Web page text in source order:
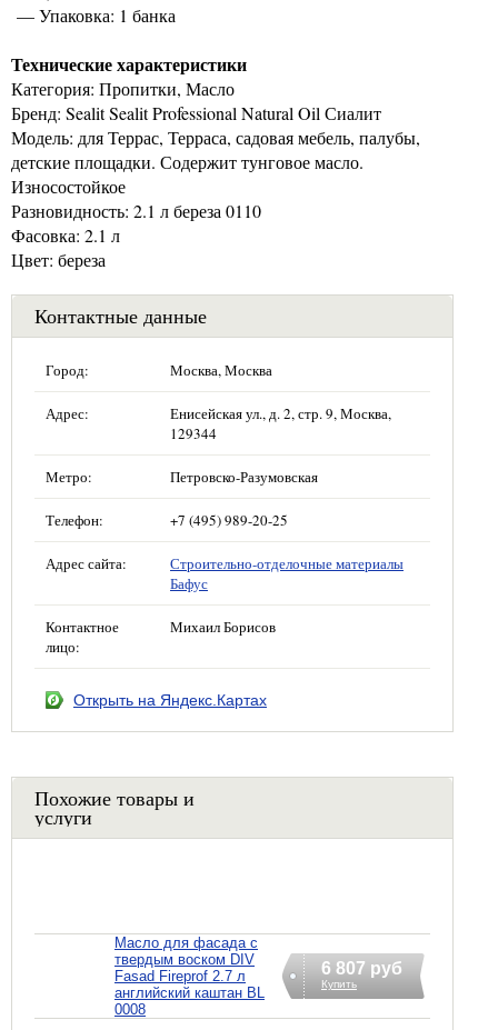
— Упаковка: 1 банка
Технические характеристики
Категория: Пропитки, Масло
Бренд: Sealit Sealit Professional Natural Oil Сиалит
Модель: для Террас, Терраса, садовая мебель, палубы,
детские площадки. Содержит тунговое масло.
Износостойкое
Разновидность: 2.1 л береза 0110
Фасовка: 2.1 л
Цвет: береза
Контактные данные
Город: Москва, Москва
Адрес:
Енисейская ул., д. 2, стр. 9, Москва,
129344
Метро: Петровско-Разумовская
Телефон: +7 (495) 989-20-25
Адрес сайта:
Строительно-отделочные материалы
Бафус
Контактное
лицо:
Михаил Борисов
Открыть на Яндекс.Картах
Похожие товары и
услуги
Масло для фасада с
твердым воском DIV
Fasad Fireprof 2.7 л
английский каштан BL
0008
6 807 руб
Купить